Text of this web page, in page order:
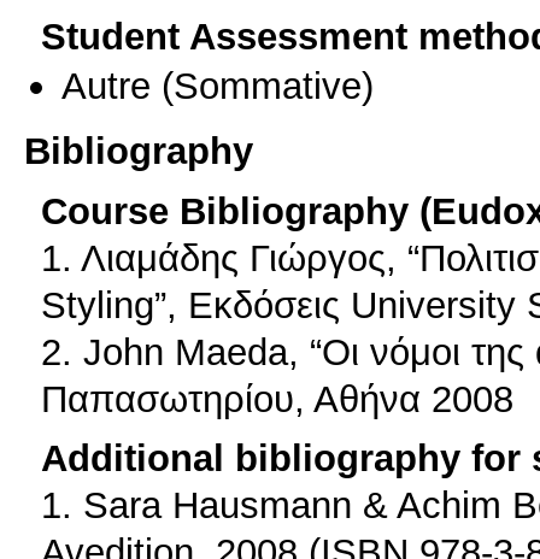
Student Assessment
Autre (Sommative)
Bibliography
Course Bibliography
1. Λιαμάδης Γιώργος,
Styling”, Εκδόσεις
2. John Maeda, “Οι νόμοι της
Παπασωτηρίου, Αθήνα 2008
Additional bibliography for
1. Sara Hausmann & Achim